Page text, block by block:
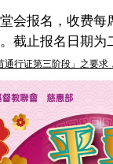
会报名，收费
截止报名日期为
行证第三阶段」之要求